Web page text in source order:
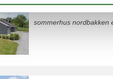
sommerhus
sommerhus nordbakken